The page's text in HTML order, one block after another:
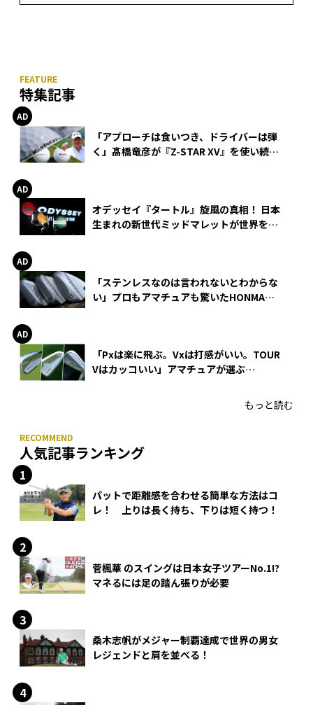
特集記事
「アプローチは食いつき、ドライバーは弾
く」髙橋竜彦が『Z-STAR XV』を使い続け
オデッセイ『タートル』旋風の真相！ 日本
生まれの新世代ミッドマレットが世界を席
「ステンレスなのは言われないとわからな
い」プロもアマチュアも驚いたHONMA
「Pxは楽に飛ぶ。Vxは打感がいい。TOUR
Vはカッコいい」アマチュアが選ぶ
もっと読む
人気記事ランキング
パットで距離感を合わせる簡単な方法はコ
レ！ 上りは長く持ち、下りは短く持つ！
菅楓華 のスイングは日本女子ツアーNo.1!?
マネるには足の踏ん張りが必要
桑木志帆がメジャー制覇達成で世界の男女
レジェンドと肩を並べる！